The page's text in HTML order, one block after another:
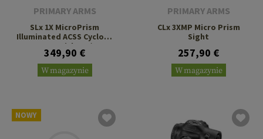
PRIMARY ARMS
SLx 1X MicroPrism
Illuminated ACSS Cyclops
Gen 2 Reticle H1/T1
Footprint
349,90 €
W magazynie
PRIMARY ARMS
CLx 3XMP Micro Prism
Sight
257,90 €
W magazynie
NOWY